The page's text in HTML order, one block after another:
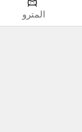
المترو